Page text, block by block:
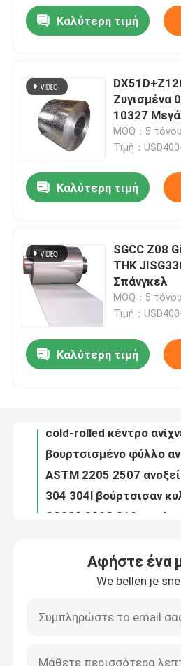
Σπίτι
Προϊόντα
Βίντεο
Επισκεψή εργοστασίου
Έλεγχος ποιότητας
Πλάκα από ανοξείδωτο
304 φύλλο ανοξείδωτου
Καλύτερη τιμή
Ζυγισμένα
10327
MOQ：5
Τιμή：
Καλύτερη τιμή
SGCC Z08
THK
Σπάνγκελ
MOQ：5
Τιμή：
Καλύτερη τιμή
Αφήστε ένα
We bellen je